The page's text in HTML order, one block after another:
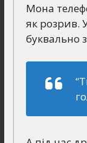
Мона
як розрив.
буквально